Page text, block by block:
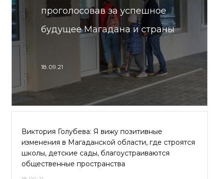
проголосовав за успешное
будущее Магадана и страны
18.09.21
Виктория Голубева: Я вижу позитивные
изменения в Магаданской области, где строятся
школы, детские сады, благоустраиваются
общественные пространства